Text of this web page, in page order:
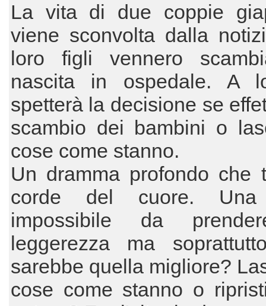
La vita di due coppie
viene sconvolta dalla
loro figli vennero
nascita in ospedale. A
spetterà la decisione se
scambio dei bambini o
cose come stanno.
Un dramma profondo che
corde del cuore. Una
impossibile da
leggerezza ma
sarebbe quella migliore?
cose come stanno o